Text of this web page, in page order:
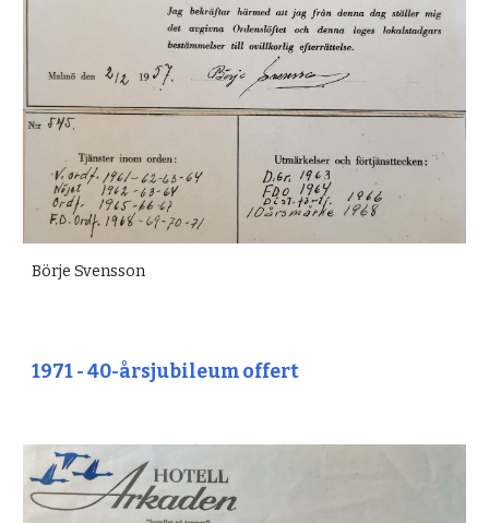
Börje Svensson
1971 - 40-årsjubileum offert